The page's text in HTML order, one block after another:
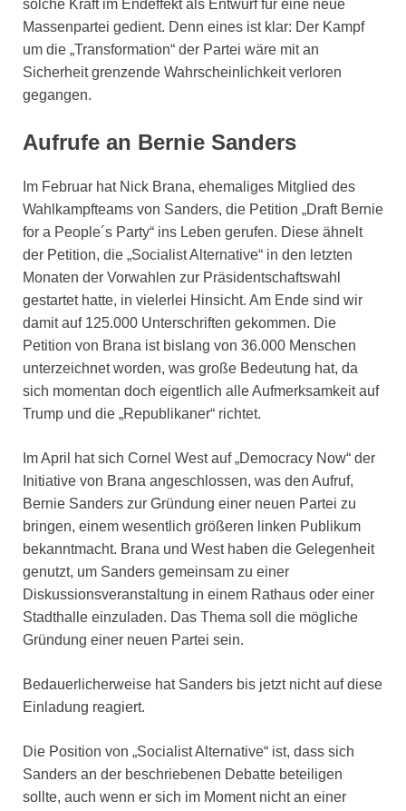
solche Kraft im Endeffekt als Entwurf für eine neue
Massenpartei gedient. Denn eines ist klar: Der Kampf
um die „Transformation“ der Partei wäre mit an
Sicherheit grenzende Wahrscheinlichkeit verloren
gegangen.
Aufrufe an Bernie Sanders
Im Februar hat Nick Brana, ehemaliges Mitglied des
Wahlkampfteams von Sanders, die Petition „Draft Bernie
for a People´s Party“ ins Leben gerufen. Diese ähnelt
der Petition, die „Socialist Alternative“ in den letzten
Monaten der Vorwahlen zur Präsidentschaftswahl
gestartet hatte, in vielerlei Hinsicht. Am Ende sind wir
damit auf 125.000 Unterschriften gekommen. Die
Petition von Brana ist bislang von 36.000 Menschen
unterzeichnet worden, was große Bedeutung hat, da
sich momentan doch eigentlich alle Aufmerksamkeit auf
Trump und die „Republikaner“ richtet.
Im April hat sich Cornel West auf „Democracy Now“ der
Initiative von Brana angeschlossen, was den Aufruf,
Bernie Sanders zur Gründung einer neuen Partei zu
bringen, einem wesentlich größeren linken Publikum
bekanntmacht. Brana und West haben die Gelegenheit
genutzt, um Sanders gemeinsam zu einer
Diskussionsveranstaltung in einem Rathaus oder einer
Stadthalle einzuladen. Das Thema soll die mögliche
Gründung einer neuen Partei sein.
Bedauerlicherweise hat Sanders bis jetzt nicht auf diese
Einladung reagiert.
Die Position von „Socialist Alternative“ ist, dass sich
Sanders an der beschriebenen Debatte beteiligen
sollte, auch wenn er sich im Moment nicht an einer